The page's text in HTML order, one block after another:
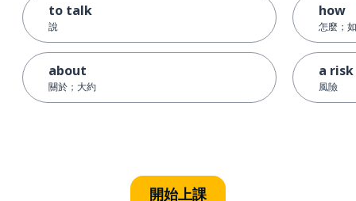
to talk
說
about
關於；大約
how
怎麼；
a risk
風險
開始上課